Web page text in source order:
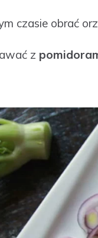
czasie obrać
z